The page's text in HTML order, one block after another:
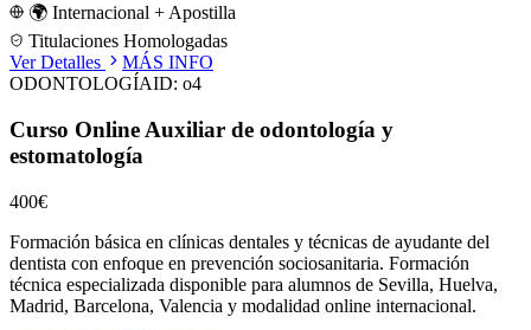
🌍 Internacional + Apostilla
Titulaciones Homologadas
Ver Detalles
MÁS INFO
ODONTOLOGÍAID: o4
Curso Online Auxiliar de odontología y
estomatología
400€
Formación básica en clínicas dentales y técnicas de ayudante del
dentista con enfoque en prevención sociosanitaria. Formación
técnica especializada disponible para alumnos de Sevilla, Huelva,
Madrid, Barcelona, Valencia y modalidad online internacional.